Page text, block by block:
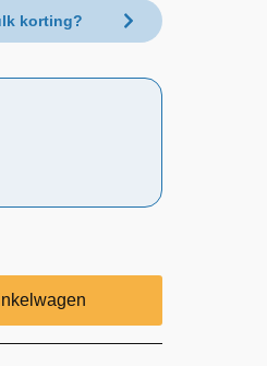
korting?